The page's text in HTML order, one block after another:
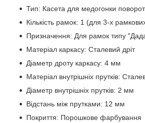
Тип: Касета для медогонки
Кількість рамок: 1 (для 3-х
Призначення: Для рамок типу
Матеріал каркасу: Сталевий дріт
Діаметр дроту каркасу: 4 мм
Матеріал внутрішніх прутків:
Діаметр внутрішніх прутків: 2 мм
Відстань між прутками: 12 мм
Покриття: Порошкове фарбування